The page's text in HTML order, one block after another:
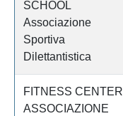
SCHOOL
Associazione
Sportiva
Dilettantistica
FITNESS CENTER
ASSOCIAZIONE